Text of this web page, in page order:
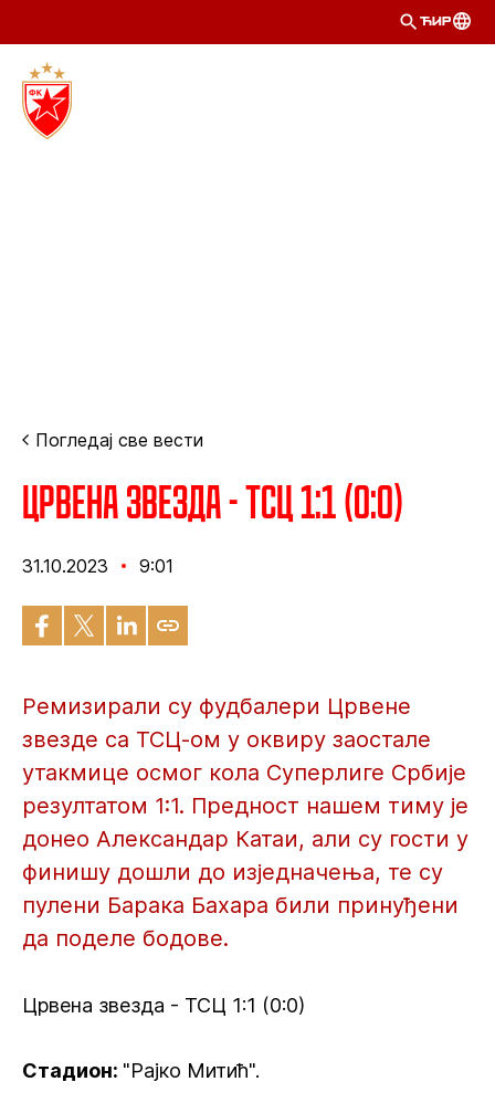
ЋИР
Погледај све вести
Црвена звезда - ТСЦ 1:1 (0:0)
31.10.2023 9:01
Ремизирали су фудбалери Црвене
звезде са ТСЦ-ом у оквиру заостале
утакмице осмог кола Суперлиге Србије
резултатом 1:1. Предност нашем тиму је
донео Александар Катаи, али су гости у
финишу дошли до изједначења, те су
пулени Барака Бахара били принуђени
да поделе бодове.
Црвена звезда - ТСЦ 1:1 (0:0)
Стадион: "Рајко Митић".